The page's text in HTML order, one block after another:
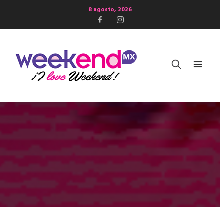
8 agosto, 2026